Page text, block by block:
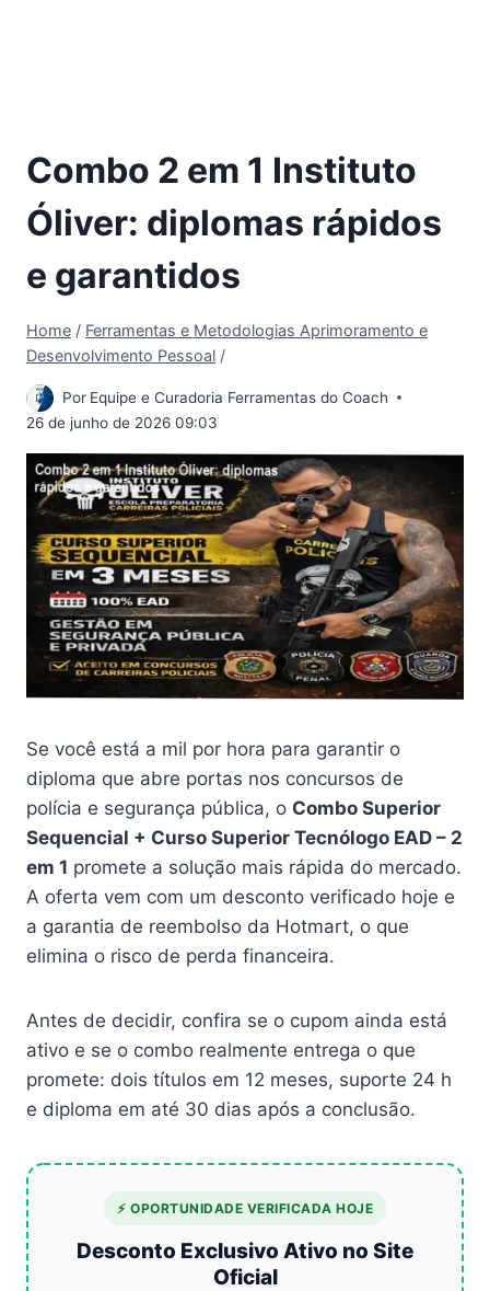
Combo 2 em 1 Instituto
Óliver: diplomas rápidos
e garantidos
Home / Ferramentas e Metodologias Aprimoramento e
Desenvolvimento Pessoal /
Por Equipe e Curadoria Ferramentas do Coach
26 de junho de 2026 09:03
Se você está a mil por hora para garantir o
diploma que abre portas nos concursos de
polícia e segurança pública, o Combo Superior
Sequencial + Curso Superior Tecnólogo EAD – 2
em 1 promete a solução mais rápida do mercado.
A oferta vem com um desconto verificado hoje e
a garantia de reembolso da Hotmart, o que
elimina o risco de perda financeira.
Antes de decidir, confira se o cupom ainda está
ativo e se o combo realmente entrega o que
promete: dois títulos em 12 meses, suporte 24 h
e diploma em até 30 dias após a conclusão.
⚡ OPORTUNIDADE VERIFICADA HOJE
Desconto Exclusivo Ativo no Site
Oficial